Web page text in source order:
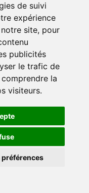
de suivi
expérience
site, pour
publicités
le trafic de
la
visiteurs.
préférences